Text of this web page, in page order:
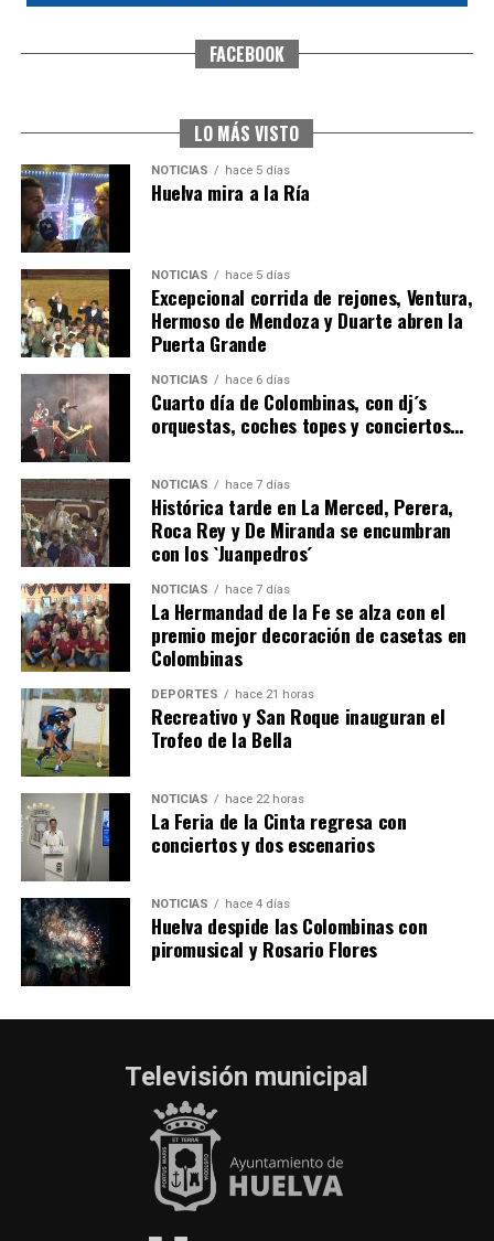
CUARTA CORRIDA DE LAS FIESTAS COLOMBINAS
4º DÍA DE LAS FIESTAS COLOMBINAS 2026
hace 6 días Huelvatv
SEXTA CORRIDA DE LAS FIESTAS COLOMBINAS
2026
hace 4 días· Huelvatv
FACEBOOK
LO MÁS VISTO
NOTICIAS hace 5 días
Huelva mira a la Ría
NOTICIAS hace 5 días
Excepcional corrida de rejones, Ventura,
Hermoso de Mendoza y Duarte abren la
Puerta Grande
NOTICIAS hace 6 días
Cuarto día de Colombinas, con dj´s
orquestas, coches topes y conciertos…
NOTICIAS hace 7 días
Histórica tarde en La Merced, Perera,
Roca Rey y De Miranda se encumbran
con los `Juanpedros´
NOTICIAS hace 7 días
La Hermandad de la Fe se alza con el
premio mejor decoración de casetas en
Colombinas
DEPORTES hace 21 horas
Recreativo y San Roque inauguran el
Trofeo de la Bella
NOTICIAS hace 22 horas
La Feria de la Cinta regresa con
conciertos y dos escenarios
NOTICIAS hace 4 días
Huelva despide las Colombinas con
piromusical y Rosario Flores
Televisión municipal